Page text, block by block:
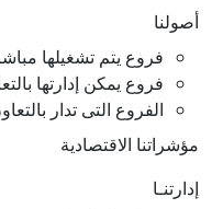
فروع يتم تشغيلها
فروع يمكن إدارتها
الفروع التى تدار
الاقتصادية